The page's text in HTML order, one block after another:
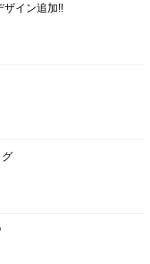
ザイン追加!!